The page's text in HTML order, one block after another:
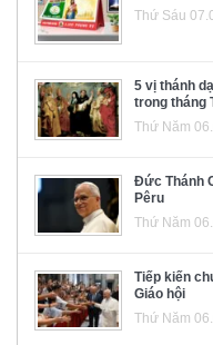
Thứ Sáu
5 vị thánh
trong tháng
Thứ Năm
Đức Thánh
Pêru
Thứ Năm
Tiếp kiến
Giáo hội
Thứ Năm